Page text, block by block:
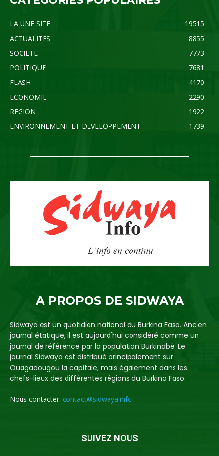
LA UNE SITE
19515
ACTUALITES
8855
SOCIETE
7773
POLITIQUE
7681
FLASH
4170
ECONOMIE
2290
REGION
1922
ENVIRONNEMENT ET DEVELOPPEMENT
1739
A PROPOS DE SIDWAYA
Sidwaya est un quotidien national du Burkina Faso. Ancien
journal étatique, il est aujourd'hui considéré comme un
journal de référence par la population Burkinabè. Le
journal Sidwaya est distribué principalement sur
Ouagadougou la capitale, mais également dans les
chefs-lieux des différentes régions du Burkina Faso.
Nous contacter: contact@sidwaya.info
SUIVEZ NOUS